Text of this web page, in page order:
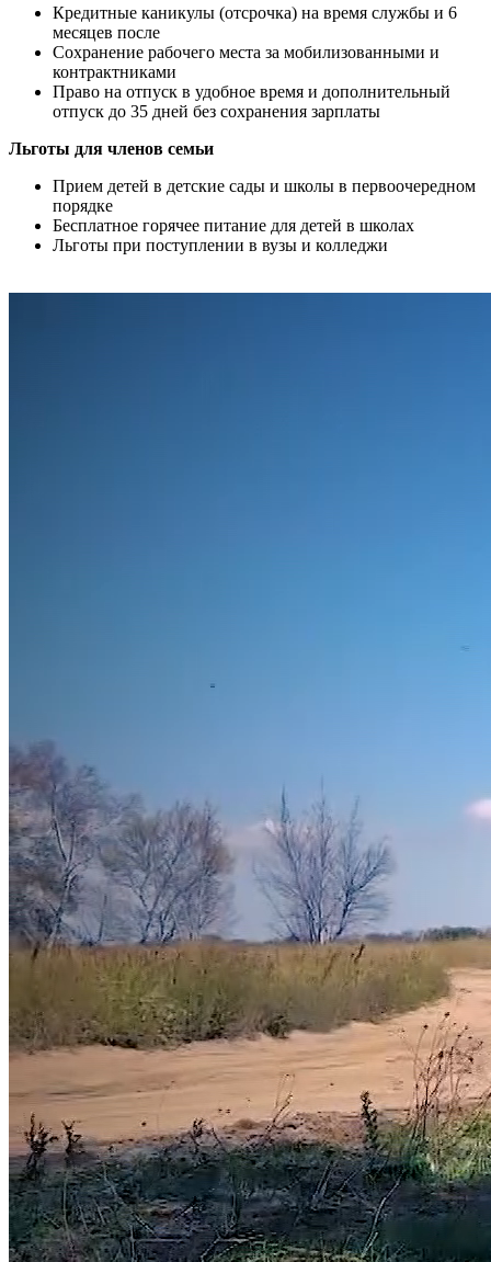
Кредитные каникулы (отсрочка) на время службы и 6
месяцев после
Сохранение рабочего места за мобилизованными и
контрактниками
Право на отпуск в удобное время и дополнительный
отпуск до 35 дней без сохранения зарплаты
Льготы для членов семьи
Прием детей в детские сады и школы в первоочередном
порядке
Бесплатное горячее питание для детей в школах
Льготы при поступлении в вузы и колледжи